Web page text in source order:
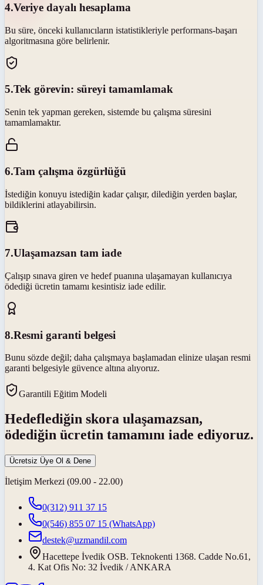
4.Veriye dayalı hesaplama
Bu süre, önceki kullanıcıların istatistikleriyle performans-başarı
algoritmasına göre belirlenir.
5.Tek görevin: süreyi tamamlamak
Senin tek yapman gereken, sistemde bu çalışma süresini
tamamlamaktır.
6.Tam çalışma özgürlüğü
İstediğin konuyu istediğin kadar çalışır, dilediğin yerden başlar,
bildiklerini atlayabilirsin.
7.Ulaşamazsan tam iade
Çalışıp sınava giren ve hedef puanına ulaşamayan kullanıcıya
ödediği ücretin tamamı kesintisiz iade edilir.
8.Resmi garanti belgesi
Bunu sözde değil; daha çalışmaya başlamadan elinize ulaşan resmi
garanti belgesiyle güvence altına alıyoruz.
Garantili Eğitim Modeli
Hedeflediğin skora ulaşamazsan,
ödediğin ücretin tamamını iade ediyoruz.
Ücretsiz Üye Ol & Dene
İletişim Merkezi (09.00 - 22.00)
0(312) 911 37 15
0(546) 855 07 15 (WhatsApp)
destek@uzmandil.com
Hacettepe İvedik OSB. Teknokenti 1368. Cadde No.61,
4. Kat Ofis No: 32 İvedik / ANKARA